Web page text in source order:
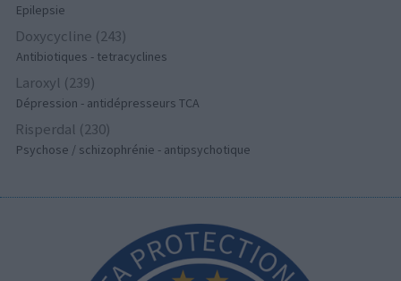
Epilepsie
Doxycycline (243)
Antibiotiques - tetracyclines
Laroxyl (239)
Dépression - antidépresseurs TCA
Risperdal (230)
Psychose / schizophrénie - antipsychotique